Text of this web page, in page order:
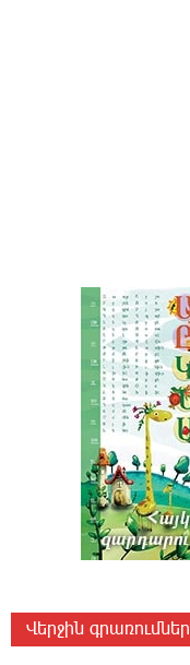
Վերջին գրառումներ